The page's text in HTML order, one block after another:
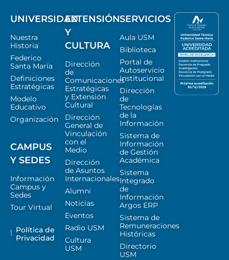
UNIVERSIDAD
Nuestra
Historia
Federico
Santa María
Definiciones
Estratégicas
Modelo
Educativo
Organización
CAMPUS
Y SEDES
Información
Campus y
Sedes
Tour Virtual
Política de
Privacidad
EXTENSIÓN
Y
CULTURA
Dirección
de
Comunicaciones
Estratégicas
y Extensión
Cultural
Dirección
General de
Vinculación
con el
Medio
Dirección
de Asuntos
Internacionales
Alumni
Noticias
Eventos
Radio USM
Cultura
USM
SERVICIOS
Aula USM
Biblioteca
Portal de
Autoservicio
Institucional
Dirección
de
Tecnologías
de la
Información
Sistema de
Información
de Gestión
Académica
Sistema
Integrado
de
Información
Argos ERP
Sistema de
Remuneraciones
Históricas
Directorio
USM